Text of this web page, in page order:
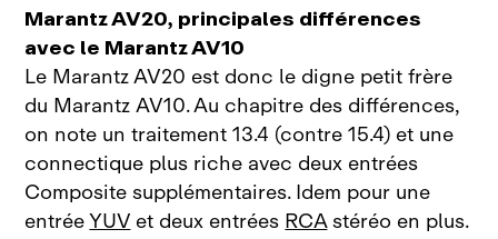
Marantz AV20, principales différences
avec le Marantz AV10
Le Marantz AV20 est donc le digne petit frère
du Marantz AV10. Au chapitre des différences,
on note un traitement 13.4 (contre 15.4) et une
connectique plus riche avec deux entrées
Composite supplémentaires. Idem pour une
entréeYUVet deux entréesRCAstéréo en plus.